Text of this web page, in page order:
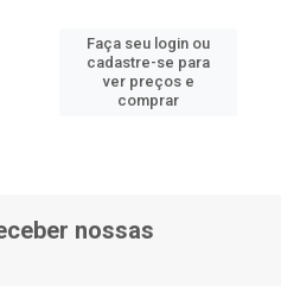
Faça seu login ou
cadastre-se para
ver preços e
comprar
nossas